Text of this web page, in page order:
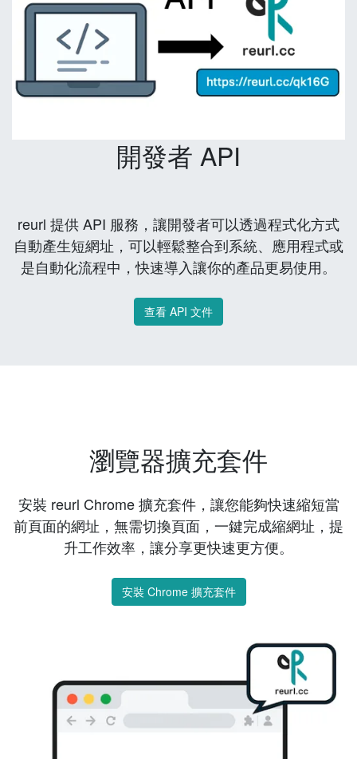
開發者 API
reurl 提供 API 服務，讓開發者可以透過程式化方式
自動產生短網址，可以輕鬆整合到系統、應用程式或
是自動化流程中，快速導入讓你的產品更易使用。
查看 API 文件
瀏覽器擴充套件
安裝 reurl Chrome 擴充套件，讓您能夠快速縮短當
前頁面的網址，無需切換頁面，一鍵完成縮網址，提
升工作效率，讓分享更快速更方便。
安裝 Chrome 擴充套件